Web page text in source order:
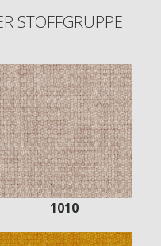
STOFFGRUPPE
1010